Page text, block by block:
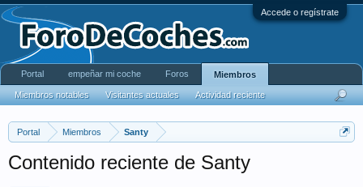
Accede o regístrate
Portal Miembros Santy
Contenido reciente de Santy
Portal empeñar mi coche Foros Miembros
Miembros notables Visitantes actuales Actividad reciente